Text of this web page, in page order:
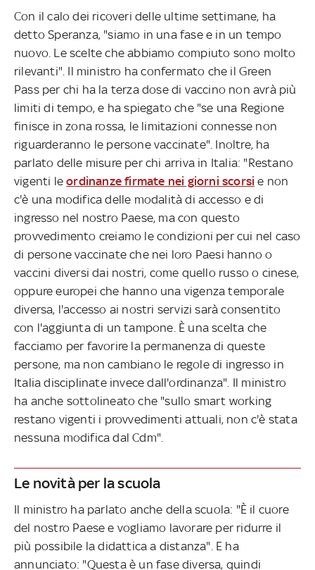
Con il calo dei ricoveri delle ultime settimane, ha
detto Speranza, "siamo in una fase e in un tempo
nuovo. Le scelte che abbiamo compiuto sono molto
rilevanti". Il ministro ha confermato che il Green
Pass per chi ha la terza dose di vaccino non avrà più
limiti di tempo, e ha spiegato che "se una Regione
finisce in zona rossa, le limitazioni connesse non
riguarderanno le persone vaccinate". Inoltre, ha
parlato delle misure per chi arriva in Italia: "Restano
vigenti leordinanze firmate nei giorni scorsi e non
c'è una modifica delle modalità di accesso e di
ingresso nel nostro Paese, ma con questo
provvedimento creiamo le condizioni per cui nel caso
di persone vaccinate che nei loro Paesi hanno o
vaccini diversi dai nostri, come quello russo o cinese,
oppure europei che hanno una vigenza temporale
diversa, l'accesso ai nostri servizi sarà consentito
con l'aggiunta di un tampone. È una scelta che
facciamo per favorire la permanenza di queste
persone, ma non cambiano le regole di ingresso in
Italia disciplinate invece dall'ordinanza". Il ministro
ha anche sottolineato che "sullo smart working
restano vigenti i provvedimenti attuali, non c'è stata
nessuna modifica dal Cdm".
Le novità per la scuola
Il ministro ha parlato anche della scuola: "È il cuore
del nostro Paese e vogliamo lavorare per ridurre il
più possibile la didattica a distanza". E ha
annunciato: "Questa è un fase diversa, quindi